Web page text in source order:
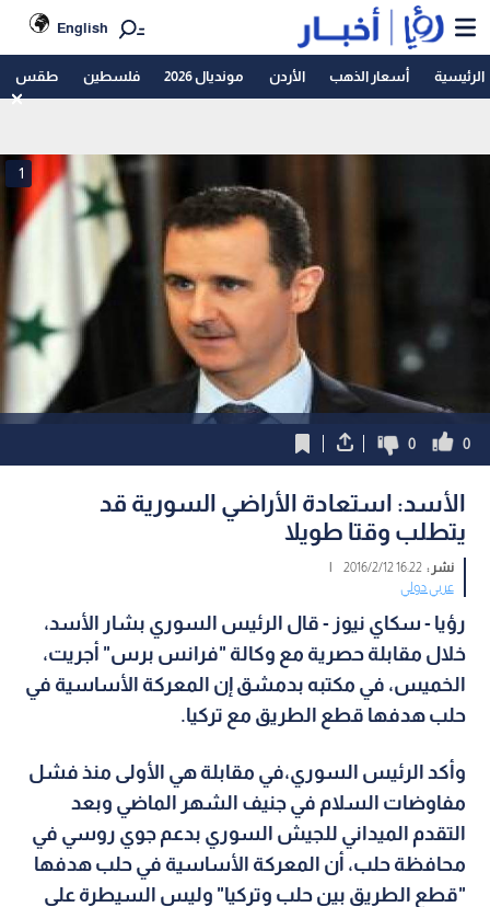
English
الرئيسية أسعار الذهب الأردن مونديال 2026 فلسطين طقس
1
0
0
الأسد: استعادة الأراضي السورية قد
يتطلب وقتا طويلا
نشر :16:22 2016/2/12
|
عربي دولي
رؤيا - سكاي نيوز - قال الرئيس السوري بشار الأسد،
خلال مقابلة حصرية مع وكالة "فرانس برس" أجريت،
الخميس، في مكتبه بدمشق إن المعركة الأساسية في
حلب هدفها قطع الطريق مع تركيا.
وأكد الرئيس السوري،في مقابلة هي الأولى منذ فشل
مفاوضات السلام في جنيف الشهر الماضي وبعد
التقدم الميداني للجيش السوري بدعم جوي روسي في
محافظة حلب، أن المعركة الأساسية في حلب هدفها
"قطع الطريق بين حلب وتركيا" وليس السيطرة على